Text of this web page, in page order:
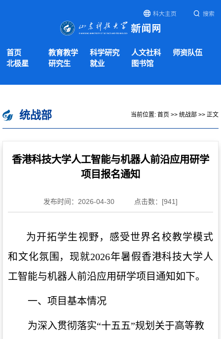
科大主页 搜索
首页 教育教学 科学研究 人文社科
师资队伍
北极星
研究生 就业 图书馆
统战部 当前位置: 首页 >> 统战部 >> 正文
香港科技大学人工智能与机器人前沿应用研学
项目报名通知
发布时间：2026-04-30 点击数：[941]
为开拓学生视野，感受世界名校教学模式
和文化氛围，现就2026年暑假香港科技大学人
工智能与机器人前沿应用研学项目通知如下。
一、项目基本情况
为深入贯彻落实“十五五”规划关于高等教